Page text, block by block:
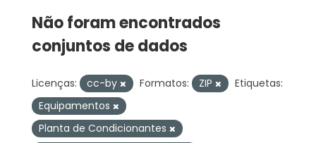
Não foram encontrados
conjuntos de dados
Licenças: cc-by Formatos: ZIP
Etiquetas:
Equipamentos
Planta de Condicionantes